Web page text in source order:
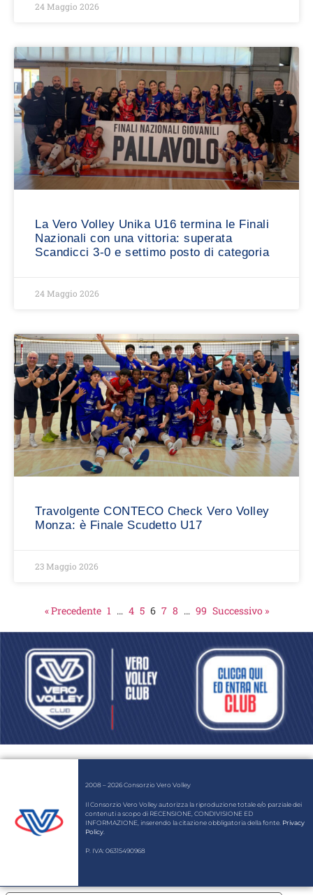
24 Maggio 2026
La Vero Volley Unika U16 termina le Finali
Nazionali con una vittoria: superata
Scandicci 3-0 e settimo posto di categoria
24 Maggio 2026
Travolgente CONTECO Check Vero Volley
Monza: è Finale Scudetto U17
23 Maggio 2026
« Precedente 1 … 4 5 6 7 8 … 99 Successivo »
2008 – 2026 Consorzio Vero Volley
Il Consorzio Vero Volley autorizza la riproduzione totale e/o parziale dei
contenuti a scopo di RECENSIONE, CONDIVISIONE ED
INFORMAZIONE, inserendo la citazione obbligatoria della fonte. Privacy
Policy
P. IVA: 06315490968